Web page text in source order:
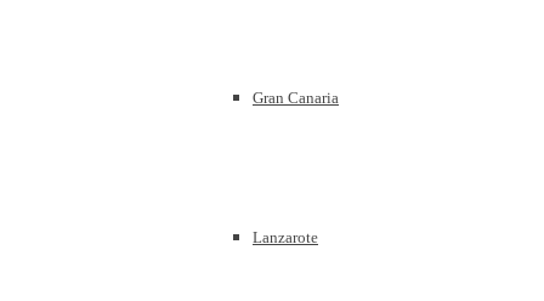
Gran Canaria
Lanzarote